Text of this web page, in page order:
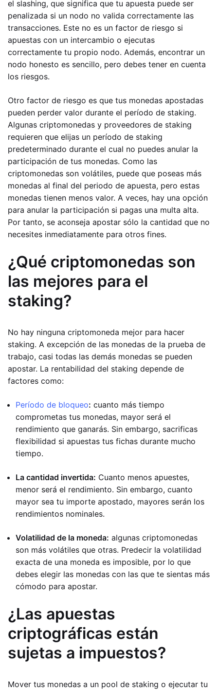
el slashing, que significa que tu apuesta puede ser
penalizada si un nodo no valida correctamente las
transacciones. Este no es un factor de riesgo si
apuestas con un intercambio o ejecutas
correctamente tu propio nodo. Además, encontrar un
nodo honesto es sencillo, pero debes tener en cuenta
los riesgos.
Otro factor de riesgo es que tus monedas apostadas
pueden perder valor durante el período de staking.
Algunas criptomonedas y proveedores de staking
requieren que elijas un período de staking
predeterminado durante el cual no puedes anular la
participación de tus monedas. Como las
criptomonedas son volátiles, puede que poseas más
monedas al final del periodo de apuesta, pero estas
monedas tienen menos valor. A veces, hay una opción
para anular la participación si pagas una multa alta.
Por tanto, se aconseja apostar sólo la cantidad que no
necesites inmediatamente para otros fines.
¿Qué criptomonedas son
las mejores para el
staking?
No hay ninguna criptomoneda mejor para hacer
staking. A excepción de las monedas de la prueba de
trabajo, casi todas las demás monedas se pueden
apostar. La rentabilidad del staking depende de
factores como:
Período de bloqueo: cuanto más tiempo
comprometas tus monedas, mayor será el
rendimiento que ganarás. Sin embargo, sacrificas
flexibilidad si apuestas tus fichas durante mucho
tiempo.
La cantidad invertida: Cuanto menos apuestes,
menor será el rendimiento. Sin embargo, cuanto
mayor sea tu importe apostado, mayores serán los
rendimientos nominales.
Volatilidad de la moneda: algunas criptomonedas
son más volátiles que otras. Predecir la volatilidad
exacta de una moneda es imposible, por lo que
debes elegir las monedas con las que te sientas más
cómodo para apostar.
¿Las apuestas
criptográficas están
sujetas a impuestos?
Mover tus monedas a un pool de staking o ejecutar tu